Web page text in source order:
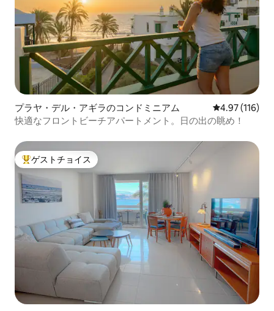
プラヤ・デル・アギラのコンドミニアム レビュー116
4.97 (116)
快適なフロントビーチアパートメント。日の出の眺め！
大好評のゲストチョイスです。
ゲストチョイス